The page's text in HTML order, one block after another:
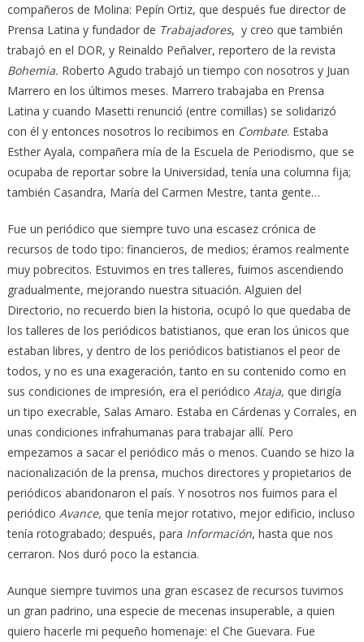
compañeros de Molina: Pepín Ortiz, que después fue director de
Prensa Latina y fundador de Trabajadores, y creo que también
trabajó en el DOR, y Reinaldo Peñalver, reportero de la revista
Bohemia. Roberto Agudo trabajó un tiempo con nosotros y Juan
Marrero en los últimos meses. Marrero trabajaba en Prensa
Latina y cuando Masetti renunció (entre comillas) se solidarizó
con él y entonces nosotros lo recibimos en Combate. Estaba
Esther Ayala, compañera mía de la Escuela de Periodismo, que se
ocupaba de reportar sobre la Universidad, tenía una columna fija;
también Casandra, María del Carmen Mestre, tanta gente…
Fue un periódico que siempre tuvo una escasez crónica de
recursos de todo tipo: financieros, de medios; éramos realmente
muy pobrecitos. Estuvimos en tres talleres, fuimos ascendiendo
gradualmente, mejorando nuestra situación. Alguien del
Directorio, no recuerdo bien la historia, ocupó lo que quedaba de
los talleres de los periódicos batistianos, que eran los únicos que
estaban libres, y dentro de los periódicos batistianos el peor de
todos, y no es una exageración, tanto en su contenido como en
sus condiciones de impresión, era el periódico Ataja, que dirigía
un tipo execrable, Salas Amaro. Estaba en Cárdenas y Corrales, en
unas condiciones infrahumanas para trabajar allí. Pero
empezamos a sacar el periódico más o menos. Cuando se hizo la
nacionalización de la prensa, muchos directores y propietarios de
periódicos abandonaron el país. Y nosotros nos fuimos para el
periódico Avance, que tenía mejor rotativo, mejor edificio, incluso
tenía rotograbado; después, para Información, hasta que nos
cerraron. Nos duró poco la estancia.
Aunque siempre tuvimos una gran escasez de recursos tuvimos
un gran padrino, una especie de mecenas insuperable, a quien
quiero hacerle mi pequeño homenaje: el Che Guevara. Fue